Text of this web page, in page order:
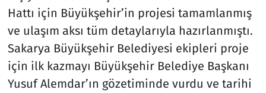
Hattı için Büyükşehir’in projesi tamamlanmış
ve ulaşım aksı tüm detaylarıyla hazırlanmıştı.
Sakarya Büyükşehir Belediyesi ekipleri proje
için ilk kazmayı Büyükşehir Belediye Başkanı
Yusuf Alemdar’ın gözetiminde vurdu ve tarihi